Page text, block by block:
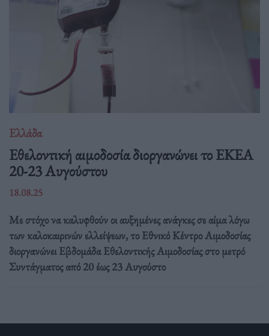
Ελλάδα
Eθελοντική αιμοδοσία διοργανώνει το ΕΚΕΑ
20-23 Αυγούστου
18.08.25
Με στόχο να καλυφθούν οι αυξημένες ανάγκες σε αίμα λόγω
των καλοκαιρινών ελλείψεων, το Εθνικό Κέντρο Αιμοδοσίας
διοργανώνει Εβδομάδα Εθελοντικής Αιμοδοσίας στο μετρό
Συντάγματος από 20 έως 23 Αυγούστο